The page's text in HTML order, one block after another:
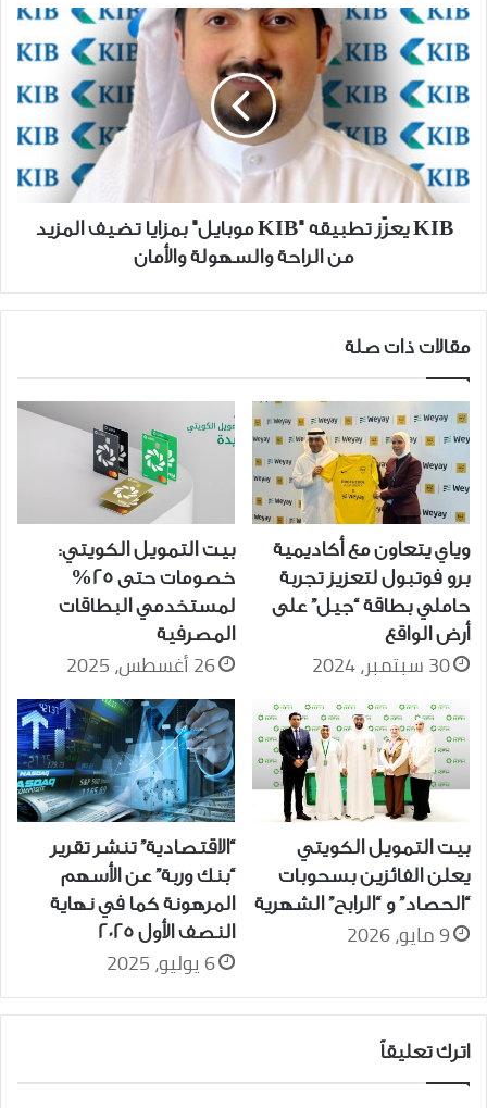
KIB
يعزّز
تطبيقه
"KIB
موبايل"
بمزايا
تضيف
المزيد
من
الراحة
والأمان
KIB يعزّز تطبيقه "KIB موبايل" بمزايا تضيف المزيد
من الراحة والسهولة والأمان
مقالات ذات صلة
وياي يتعاون مع أكاديمية
برو فوتبول لتعزيز تجربة
حاملي بطاقة “جيل” على
أرض الواقع
30 سبتمبر، 2024
بيت التمويل الكويتي:
خصومات حتى 25%
لمستخدمي البطاقات
المصرفية
26 أغسطس، 2025
بيت التمويل الكويتي
يعلن الفائزين بسحوبات
“الحصاد” و “الرابح” الشهرية
9 مايو، 2026
“الاقتصادية” تنشر تقرير
“بنك وربة” عن الأسهم
المرهونة كما في نهاية
النصف الأول 2025
6 يوليو، 2025
اترك تعليقاً